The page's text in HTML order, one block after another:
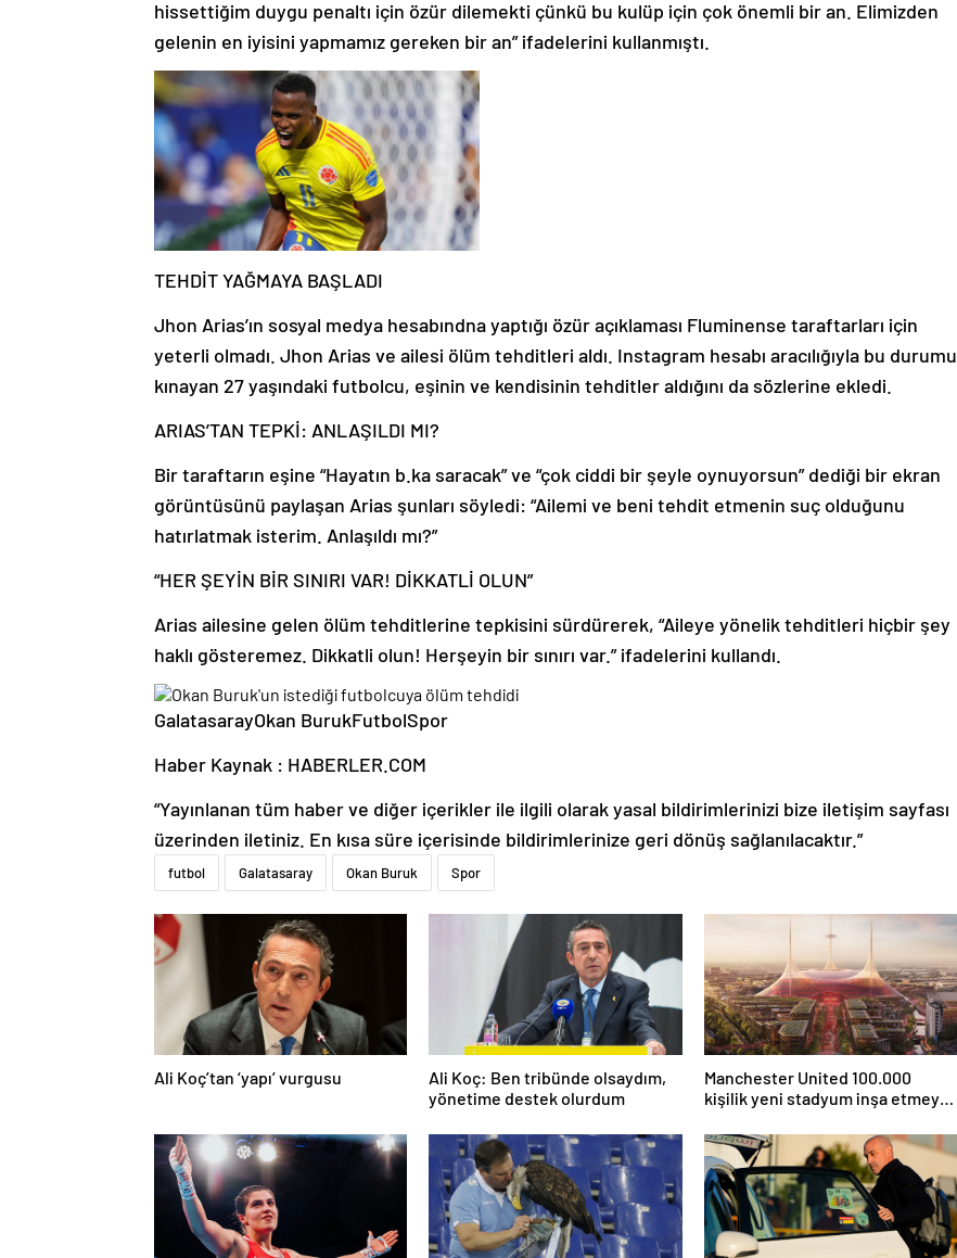
hissettiğim duygu penaltı için özür dilemekti çünkü bu kulüp için çok önemli bir an. Elimizden
gelenin en iyisini yapmamız gereken bir an” ifadelerini kullanmıştı.
TEHDİT YAĞMAYA BAŞLADI
Jhon Arias’ın sosyal medya hesabındna yaptığı özür açıklaması Fluminense taraftarları için
yeterli olmadı. Jhon Arias ve ailesi ölüm tehditleri aldı. Instagram hesabı aracılığıyla bu durumu
kınayan 27 yaşındaki futbolcu, eşinin ve kendisinin tehditler aldığını da sözlerine ekledi.
ARIAS’TAN TEPKİ: ANLAŞILDI MI?
Bir taraftarın eşine “Hayatın b.ka saracak” ve “çok ciddi bir şeyle oynuyorsun” dediği bir ekran
görüntüsünü paylaşan Arias şunları söyledi: “Ailemi ve beni tehdit etmenin suç olduğunu
hatırlatmak isterim. Anlaşıldı mı?”
“HER ŞEYİN BİR SINIRI VAR! DİKKATLİ OLUN”
Arias ailesine gelen ölüm tehditlerine tepkisini sürdürerek, “Aileye yönelik tehditleri hiçbir şey
haklı gösteremez. Dikkatli olun! Herşeyin bir sınırı var.” ifadelerini kullandı.
GalatasarayOkan BurukFutbolSpor
Haber Kaynak : HABERLER.COM
“Yayınlanan tüm haber ve diğer içerikler ile ilgili olarak yasal bildirimlerinizi bize iletişim sayfası
üzerinden iletiniz. En kısa süre içerisinde bildirimlerinize geri dönüş sağlanılacaktır.”
futbol Galatasaray Okan Buruk Spor
Ali Koç’tan ‘yapı’ vurgusu
Ali Koç: Ben tribünde olsaydım,
yönetime destek olurdum
Manchester United 100.000
kişilik yeni stadyum inşa etmeyi